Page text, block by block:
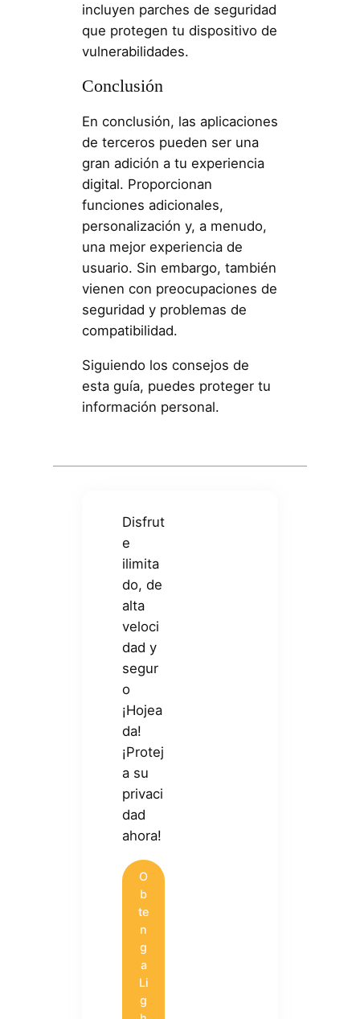
incluyen parches de seguridad
que protegen tu dispositivo de
vulnerabilidades.
Conclusión
En conclusión, las aplicaciones
de terceros pueden ser una
gran adición a tu experiencia
digital. Proporcionan
funciones adicionales,
personalización y, a menudo,
una mejor experiencia de
usuario. Sin embargo, también
vienen con preocupaciones de
seguridad y problemas de
compatibilidad.
Siguiendo los consejos de
esta guía, puedes proteger tu
información personal.
Disfrut
e
ilimita
do, de
alta
veloci
dad y
segur
o
¡Hojea
da!
¡Protej
a su
privaci
dad
ahora!
O
b
te
n
g
a
Li
g